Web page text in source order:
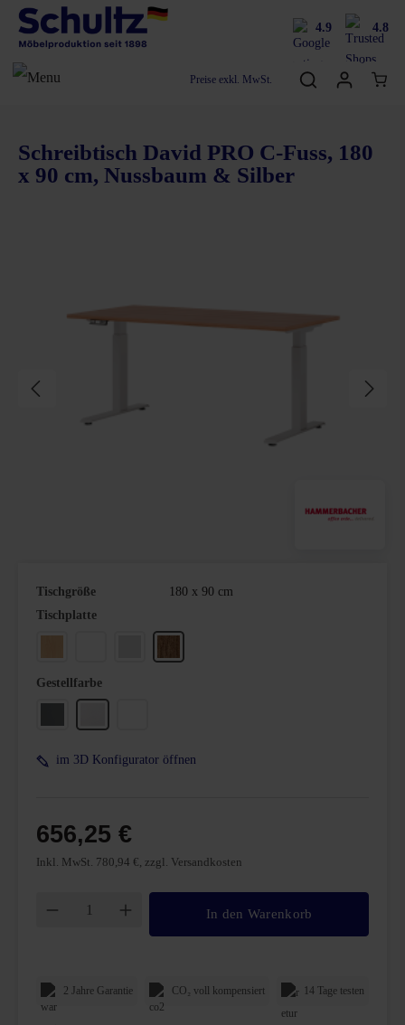
4.9 4.8
Preise exkl. MwSt.
Schreibtisch David PRO C-Fuss, 180
x 90 cm, Nussbaum & Silber
2 Jahre Garantie CO₂ voll kompensiert 14 Tage testen
656,25 €
Inkl. MwSt. 780,94 €, zzgl. Versandkosten
Tischgröße
180 x 90 cm
Tischplatteauswählen
Buche LichtgrauNussbaum
Gestellfarbeauswählen
Graphit
im 3D Konfigurator öffnen
Produkt Anzahl: Gib den gewünschten
In den Warenkorb